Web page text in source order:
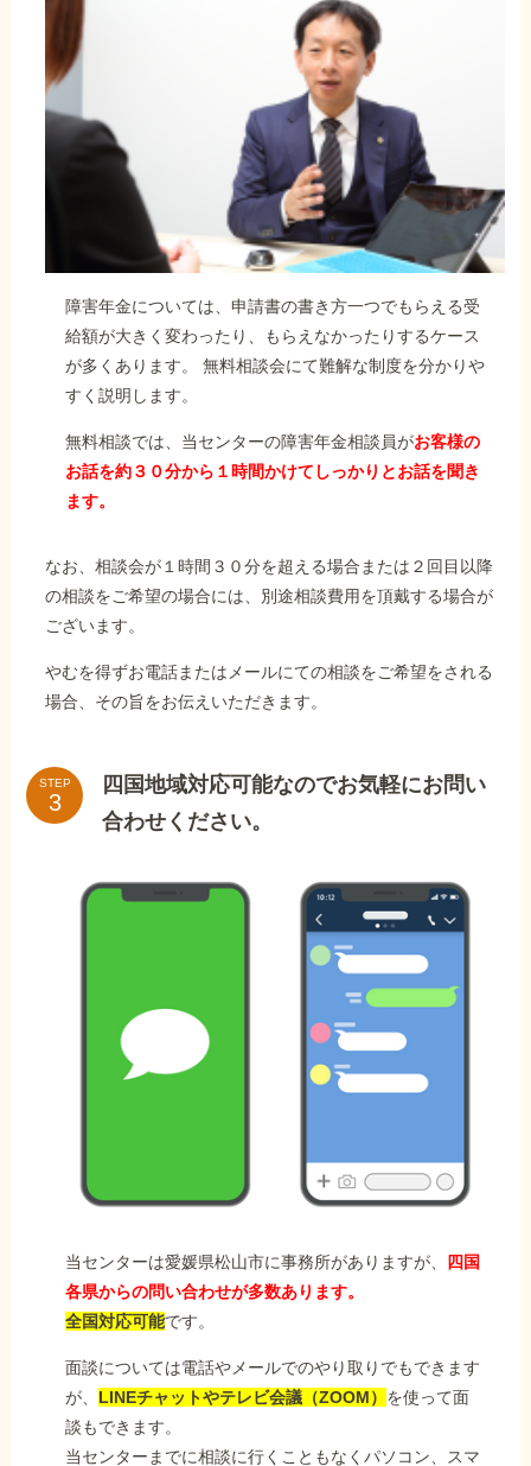
障害年金については、申請書の書き方一つでもらえる受
給額が大きく変わったり、もらえなかったりするケース
が多くあります。 無料相談会にて難解な制度を分かりや
すく説明します。
無料相談では、当センターの障害年金相談員がお客様の
お話を約３０分から１時間かけてしっかりとお話を聞き
ます。
なお、相談会が１時間３０分を超える場合または２回目以降
の相談をご希望の場合には、別途相談費用を頂戴する場合が
ございます。
やむを得ずお電話またはメールにての相談をご希望をされる
場合、その旨をお伝えいただきます。
STEP
四国地域対応可能なのでお気軽にお問い
合わせください。
当センターは愛媛県松山市に事務所がありますが、
四国
各県からの問い合わせが多数あります。
全国対応可能です。
面談については電話やメールでのやり取りでもできます
が、 LINEチャットやテレビ会議（ZOOM） を使って面
談もできます。
当センターまでに相談に行くこともなくパソコン、スマ